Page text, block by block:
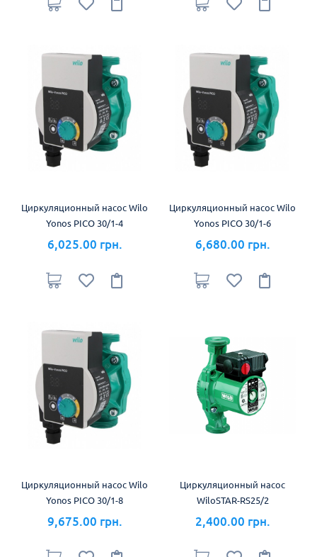
Циркуляционный насос Wilo
Yonos PICO 30/1-4
6,025.00 грн.
Циркуляционный насос Wilo
Yonos PICO 30/1-6
6,680.00 грн.
Циркуляционный насос Wilo
Yonos PICO 30/1-8
9,675.00 грн.
Циркуляционный насос
WiloSTAR-RS25/2
2,400.00 грн.